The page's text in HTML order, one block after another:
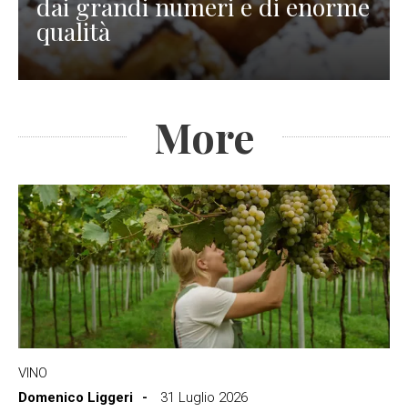
qualità
More
VINO
Domenico Liggeri
31 Luglio 2026